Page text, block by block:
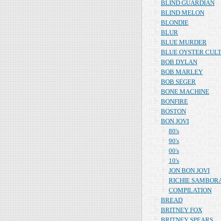
BLIND GUARDIAN
BLIND MELON
BLONDIE
BLUR
BLUE MURDER
BLUE OYSTER CULT
BOB DYLAN
BOB MARLEY
BOB SEGER
BONE MACHINE
BONFIRE
BOSTON
BON JOVI
80's
90's
00's
10's
JON BON JOVI
RICHIE
COMPILATION
BREAD
BRITNEY FOX
BRITNEY SPEARS